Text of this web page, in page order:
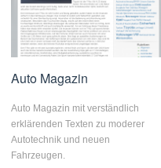
Auto Magazin
Auto Magazin mit verständlich
erklärenden Texten zu moderer
Autotechnik und neuen
Fahrzeugen.